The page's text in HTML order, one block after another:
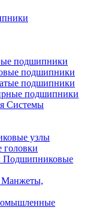
подшипники
подшипники
подшипники
подшипники
Системы
узлы
Подшипниковые
Манжеты,